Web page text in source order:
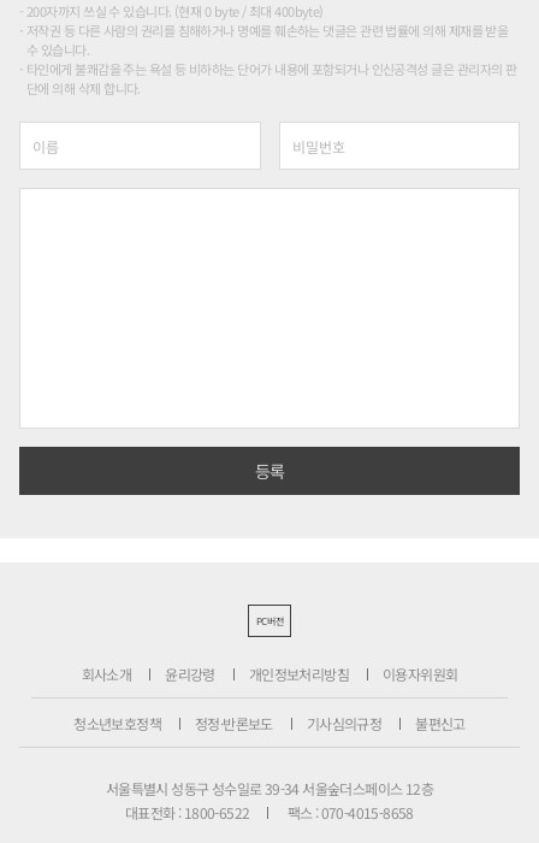
200자까지 쓰실 수 있습니다. (현재 0 byte / 최대 400byte)
저작권 등 다른 사람의 권리를 침해하거나 명예를 훼손하는 댓글은 관련 법률에 의해 제재를 받을
수 있습니다.
타인에게 불쾌감을 주는 욕설 등 비하하는 단어가 내용에 포함되거나 인신공격성 글은 관리자의 판
단에 의해 삭제 합니다.
PC버전
회사소개 윤리강령 개인정보처리방침 이용자위원회
청소년보호정책 정정·반론보도 기사심의규정 불편신고
서울특별시 성동구 성수일로 39-34 서울숲더스페이스 12층
대표전화 : 1800-6522
팩스 : 070-4015-8658